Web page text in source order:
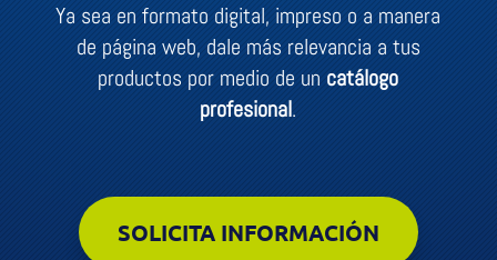
Ya sea en formato digital, impreso o a manera
de página web, dale más relevancia a tus
productos por medio de un catálogo
profesional.
SOLICITA INFORMACIÓN